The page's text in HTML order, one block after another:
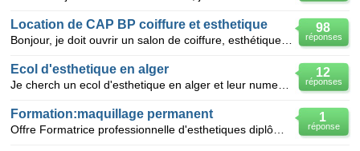
98
réponses
Location de CAP BP coiffure et esthetique
12
réponses
Ecol d'esthetique en alger
1
réponse
Formation:maquillage permanent